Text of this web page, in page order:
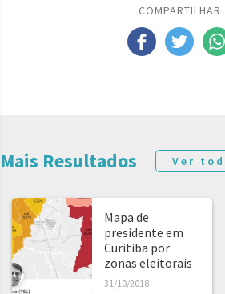
COMPARTILHAR
Mais Resultados Ver
Mapa de
presidente em
Curitiba por
zonas eleitorais
31/10/2018